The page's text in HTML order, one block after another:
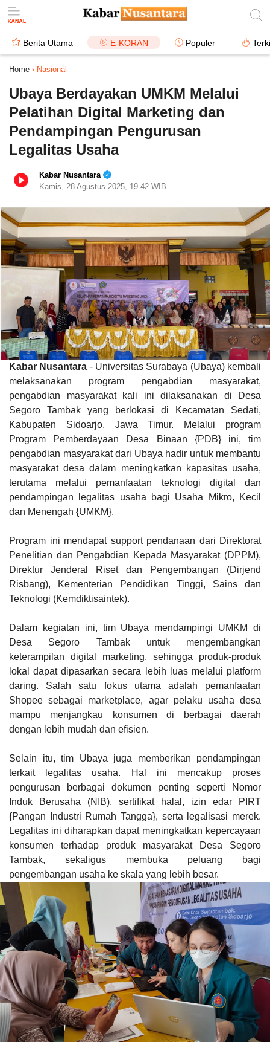
Berita Utama E-KORAN Populer
Home › Nasional
Ubaya Berdayakan UMKM Melalui
Pelatihan Digital Marketing dan
Pendampingan Pengurusan
Legalitas Usaha
Kabar Nusantara
Kamis, 28 Agustus 2025, 19.42 WIB
Kabar Nusantara - Universitas Surabaya (Ubaya) kembali
melaksanakan program pengabdian masyarakat,
pengabdian masyarakat kali ini dilaksanakan di Desa
Segoro Tambak yang berlokasi di Kecamatan Sedati,
Kabupaten Sidoarjo, Jawa Timur. Melalui program
Program Pemberdayaan Desa Binaan {PDB} ini, tim
pengabdian masyarakat dari Ubaya hadir untuk membantu
masyarakat desa dalam meningkatkan kapasitas usaha,
terutama melalui pemanfaatan teknologi digital dan
pendampingan legalitas usaha bagi Usaha Mikro, Kecil
dan Menengah {UMKM}.
Program ini mendapat support pendanaan dari Direktorat
Penelitian dan Pengabdian Kepada Masyarakat (DPPM),
Direktur Jenderal Riset dan Pengembangan (Dirjend
Risbang), Kementerian Pendidikan Tinggi, Sains dan
Teknologi (Kemdiktisaintek).
Dalam kegiatan ini, tim Ubaya mendampingi UMKM di
Desa Segoro Tambak untuk mengembangkan
keterampilan digital marketing, sehingga produk-produk
lokal dapat dipasarkan secara lebih luas melalui platform
daring. Salah satu fokus utama adalah pemanfaatan
Shopee sebagai marketplace, agar pelaku usaha desa
mampu menjangkau konsumen di berbagai daerah
dengan lebih mudah dan efisien.
Selain itu, tim Ubaya juga memberikan pendampingan
terkait legalitas usaha. Hal ini mencakup proses
pengurusan berbagai dokumen penting seperti Nomor
Induk Berusaha (NIB), sertifikat halal, izin edar PIRT
{Pangan Industri Rumah Tangga}, serta legalisasi merek.
Legalitas ini diharapkan dapat meningkatkan kepercayaan
konsumen terhadap produk masyarakat Desa Segoro
Tambak, sekaligus membuka peluang bagi
pengembangan usaha ke skala yang lebih besar.